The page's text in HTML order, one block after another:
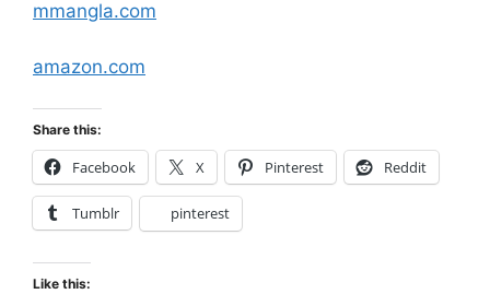
mmangla.com
amazon.com
Share this:
Facebook X Pinterest Reddit
Tumblr pinterest
Like this: